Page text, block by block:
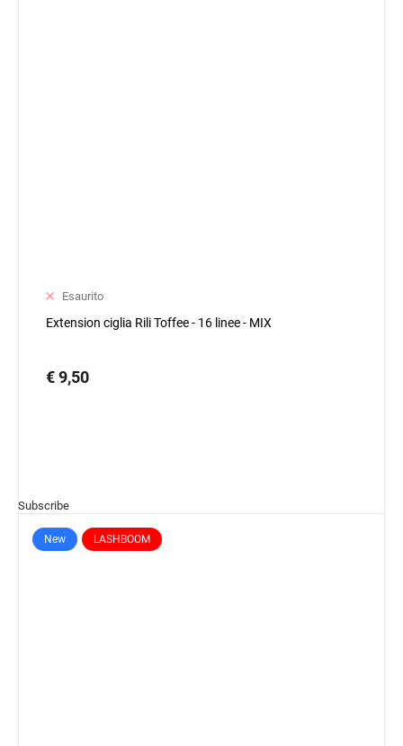
Esaurito
Extension ciglia Rili Toffee - 16 linee - MIX
€ 9,50
Subscribe
New LASHBOOM